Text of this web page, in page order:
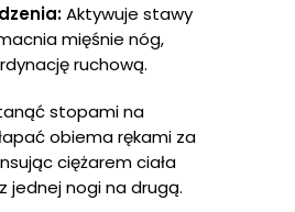
Aktywuje stawy
mięśnie nóg,
ruchową.
stopami na
obiema rękami za
ciężarem ciała
jednej nogi na drugą.
SERIA KOMPAKTOWA
SERIA
Pylonie
SERIA
Słupie
Informacje
Serwis
Informacje
Katalog Produktów
Kolorystyka
Kontakt